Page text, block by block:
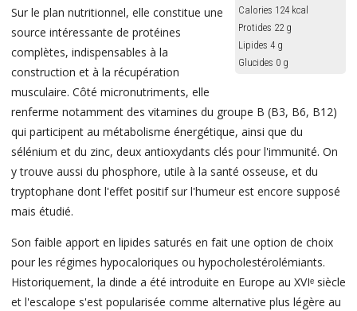
Calories 124 kcal
Protides 22 g
Lipides 4 g
Glucides 0 g
Sur le plan nutritionnel, elle constitue une
source intéressante de protéines
complètes, indispensables à la
construction et à la récupération
musculaire. Côté micronutriments, elle
renferme notamment des vitamines du groupe B (B3, B6, B12)
qui participent au métabolisme énergétique, ainsi que du
sélénium et du zinc, deux antioxydants clés pour l'immunité. On
y trouve aussi du phosphore, utile à la santé osseuse, et du
tryptophane dont l'effet positif sur l'humeur est encore supposé
mais étudié.
Son faible apport en lipides saturés en fait une option de choix
pour les régimes hypocaloriques ou hypocholestérolémiants.
Historiquement, la dinde a été introduite en Europe au XVIᵉ siècle
et l'escalope s'est popularisée comme alternative plus légère au